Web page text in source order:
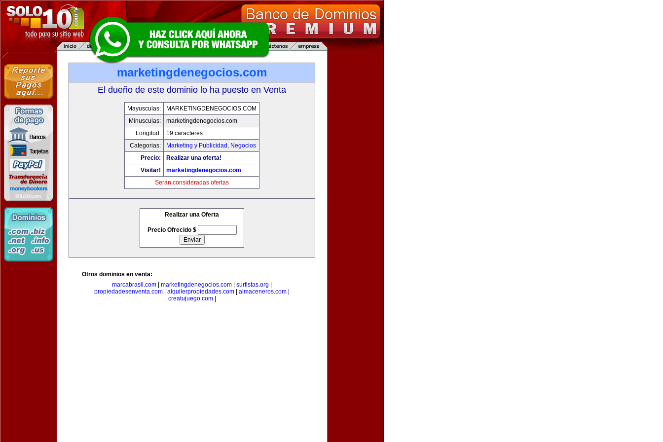
marketingdenegocios.com
El dueño de este dominio lo ha puesto en Venta
Mayusculas:
MARKETINGDENEGOCIOS.COM
Minusculas:
marketingdenegocios.com
Longitud:
19 caracteres
Categorias:
Marketing y Publicidad , Negocios
Precio:
Realizar una oferta!
Visitar!
marketingdenegocios.com
Serán consideradas ofertas
Realizar una Oferta
Precio Ofrecido $
Otros dominios en venta:
marcabrasil.com
marketingdenegocios.com surfistas.org
propiedadesenventa.com
alquilerpropiedades.com almaceneros.com
creatujuego.com|